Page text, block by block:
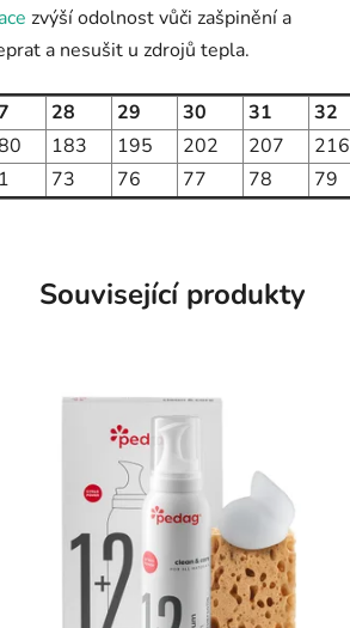
zvýší odolnost vůči zašpinění a
a nesušit u zdrojů tepla.
28 29 30 31 32
183 195 202 207 216
73 76 77 78 79
Související produkty